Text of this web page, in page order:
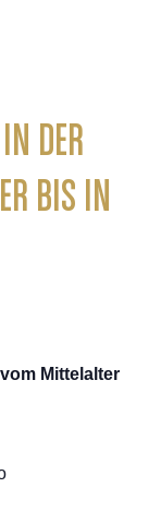
DER
BIS IN
Mittelalter